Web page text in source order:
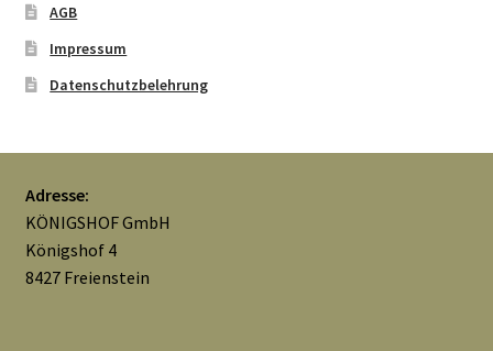
AGB
Impressum
Datenschutzbelehrung
Adresse:
KÖNIGSHOF GmbH
Königshof 4
8427 Freienstein